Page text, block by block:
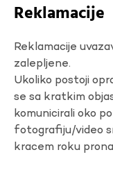
Reklamacije
Reklamacije
zalepljene.
Ukoliko postoji
se sa kratkim
komunicirali oko
fotografiju/video
kracem roku